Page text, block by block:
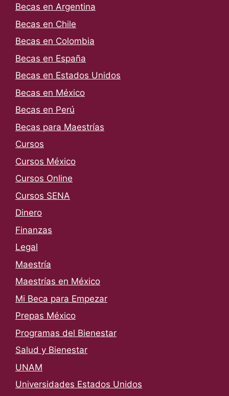
Becas en Argentina
Becas en Chile
Becas en Colombia
Becas en España
Becas en Estados Unidos
Becas en México
Becas en Perú
Becas para Maestrías
Cursos
Cursos México
Cursos Online
Cursos SENA
Dinero
Finanzas
Legal
Maestría
Maestrías en México
Mi Beca para Empezar
Prepas México
Programas del Bienestar
Salud y Bienestar
UNAM
Universidades Estados Unidos